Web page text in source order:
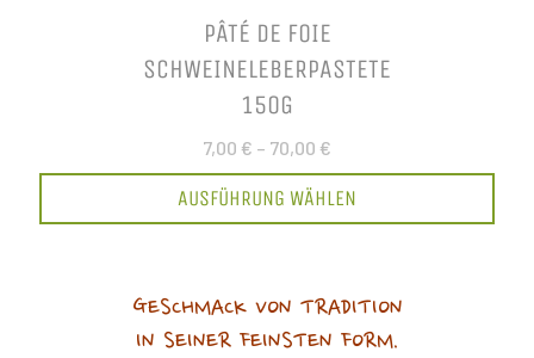
PÂTÉ DE FOIE
SCHWEINELEBERPASTETE
150G
7,00 € – 70,00 €
AUSFÜHRUNG WÄHLEN
GESCHMACK VON TRADITION
IN SEINER FEINSTEN FORM.